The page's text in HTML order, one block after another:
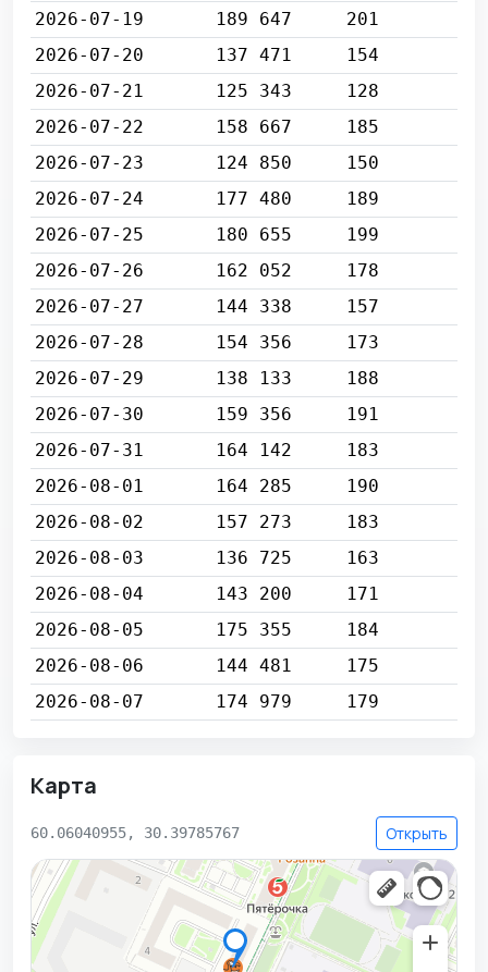
2026-07-19
189 647
201
2026-07-20
137 471
154
2026-07-21
125 343
128
2026-07-22
158 667
185
2026-07-23
124 850
150
2026-07-24
177 480
189
2026-07-25
180 655
199
2026-07-26
162 052
178
2026-07-27
144 338
157
2026-07-28
154 356
173
2026-07-29
138 133
188
2026-07-30
159 356
191
2026-07-31
164 142
183
2026-08-01
164 285
190
2026-08-02
157 273
183
2026-08-03
136 725
163
2026-08-04
143 200
171
2026-08-05
175 355
184
2026-08-06
144 481
175
2026-08-07
174 979 179
Карта
60.06040955, 30.39785767 Открыть